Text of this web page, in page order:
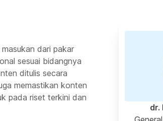
dari pakar
sesuai bidangnya
ditulis secara
memastikan konten
pada riset terkini dan
dr.